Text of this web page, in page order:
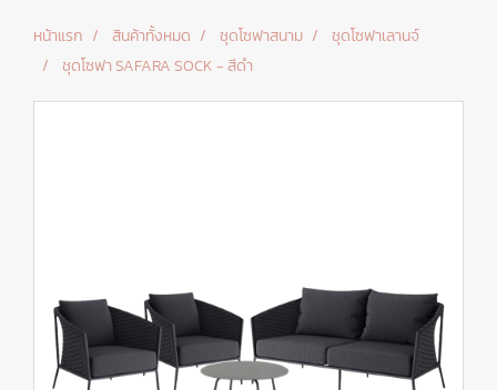
หน้าแรก สินค้าทั้งหมด ชุดโซฟาสนาม
ชุดโซฟาเลานจ์
ชุดโซฟา SAFARA SOCK - สีดำ